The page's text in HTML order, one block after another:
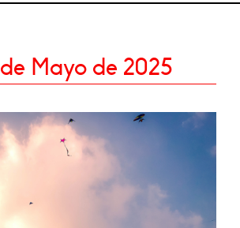
Mayo de 2025